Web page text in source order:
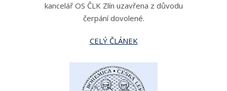
kancelář OS ČLK Zlín uzavřena z důvodu
čerpání dovolené.
CELÝ ČLÁNEK